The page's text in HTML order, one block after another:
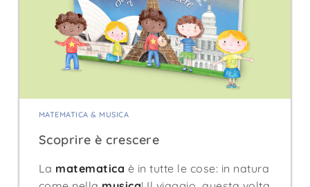
MATEMATICA & MUSICA
Scoprire è crescere
La matematica è in tutte le cose: in natura